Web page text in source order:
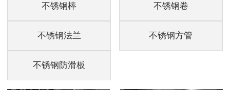
不锈钢棒 不锈钢卷
不锈钢法兰 不锈钢方管
不锈钢防滑板